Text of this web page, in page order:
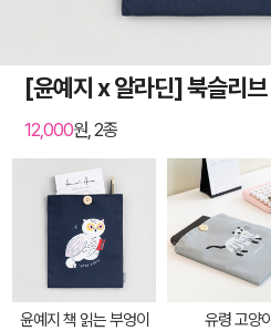
[윤예지 x 알라딘] 북슬리브
12,000원, 2종
윤예지 책 읽는 부엉이 유령 고양이